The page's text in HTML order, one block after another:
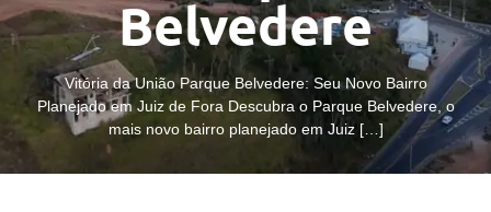
Belvedere
Vitória da União Parque Belvedere: Seu Novo Bairro
Planejado em Juiz de Fora Descubra o Parque Belvedere, o
mais novo bairro planejado em Juiz […]